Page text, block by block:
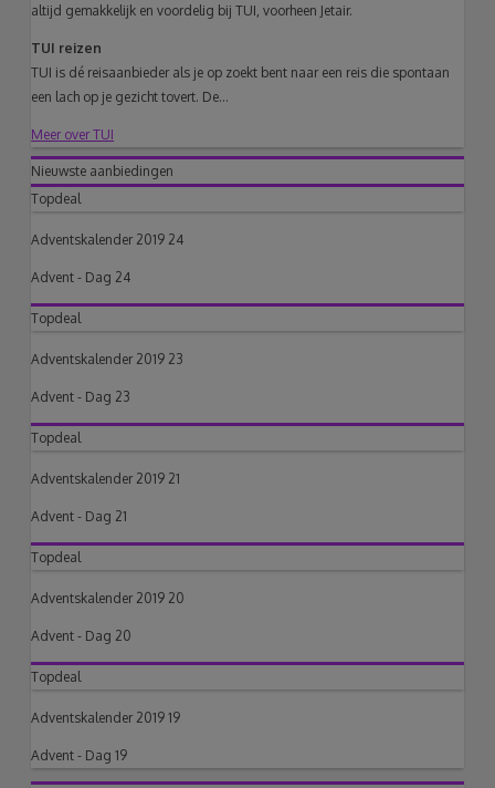
altijd gemakkelijk en voordelig bij TUI, voorheen Jetair.
TUI reizen
TUI is dé reisaanbieder als je op zoekt bent naar een reis die spontaan
een lach op je gezicht tovert. De...
Meer over TUI
Nieuwste aanbiedingen
Topdeal
Adventskalender 2019 24
Advent - Dag 24
Topdeal
Adventskalender 2019 23
Advent - Dag 23
Topdeal
Adventskalender 2019 21
Advent - Dag 21
Topdeal
Adventskalender 2019 20
Advent - Dag 20
Topdeal
Adventskalender 2019 19
Advent - Dag 19